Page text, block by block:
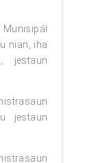
nian, iha
jestaun
jestaun